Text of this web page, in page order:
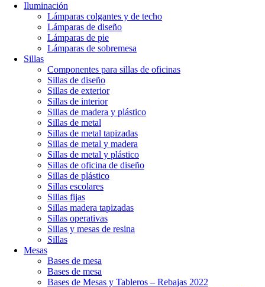
Iluminación
Lámparas colgantes y de techo
Lámparas de diseño
Lámparas de pie
Lámparas de sobremesa
Sillas
Componentes para sillas de oficinas
Sillas de diseño
Sillas de exterior
Sillas de interior
Sillas de madera y plástico
Sillas de metal
Sillas de metal tapizadas
Sillas de metal y madera
Sillas de metal y plástico
Sillas de oficina de diseño
Sillas de plástico
Sillas escolares
Sillas fijas
Sillas madera tapizadas
Sillas operativas
Sillas y mesas de resina
Sillas
Mesas
Bases de mesa
Bases de mesa
Bases de Mesas y Tableros – Rebajas 2022